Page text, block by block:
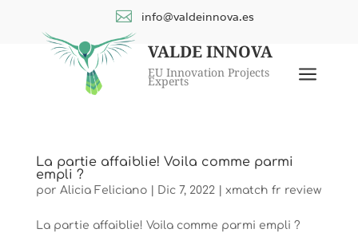
VALDE INNOVA
EU Innovation Projects
Experts a
 info@valdeinnova.es
La partie affaiblie! Voila comme parmi
empli ?
por Alicia Feliciano| Dic 7, 2022| xmatch fr review
La partie affaiblie! Voila comme parmi empli ?